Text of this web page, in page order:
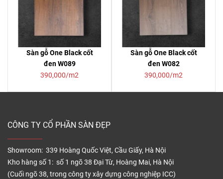
Sàn gỗ One Black cốt
đen W089
390,000/m2
Sàn gỗ One Black cốt
đen W082
390,000/m2
CÔNG TY CỔ PHẦN SÀN ĐẸP
Showroom: 339 Hoàng Quốc Việt, Cầu Giấy, Hà Nội
Kho hàng số 1: số 1 ngõ 38 Đại Từ, Hoàng Mai, Hà Nội
(Cuối ngõ 38, trong công ty xây dựng công nghiệp ICC)